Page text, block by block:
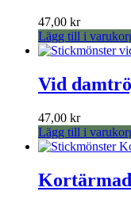
47,00 kr
Lägg till i
Vid
47,00 kr
Lägg till i